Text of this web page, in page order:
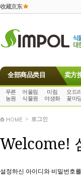
收藏京东
全部商品类目 卖方
푸른
농원
어울림
식물원
미림
야생화
오드
꽃마
> 로그인
Welcome!
설정하신 아이디와 비밀번호